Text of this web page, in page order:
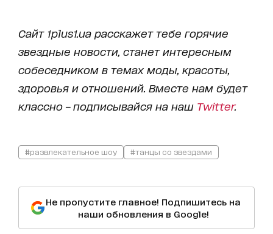
Сайт 1plus1.ua расскажет тебе горячие
звездные новости, станет интересным
собеседником в темах моды, красоты,
здоровья и отношений. Вместе нам будет
классно – подписывайся на наш Twitter.
#развлекательное шоу #танцы со звездами
Не пропустите главное! Подпишитесь на
наши обновления в Google!